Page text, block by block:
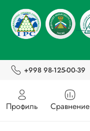
+998 98-125-00-39
Профиль Сравнение